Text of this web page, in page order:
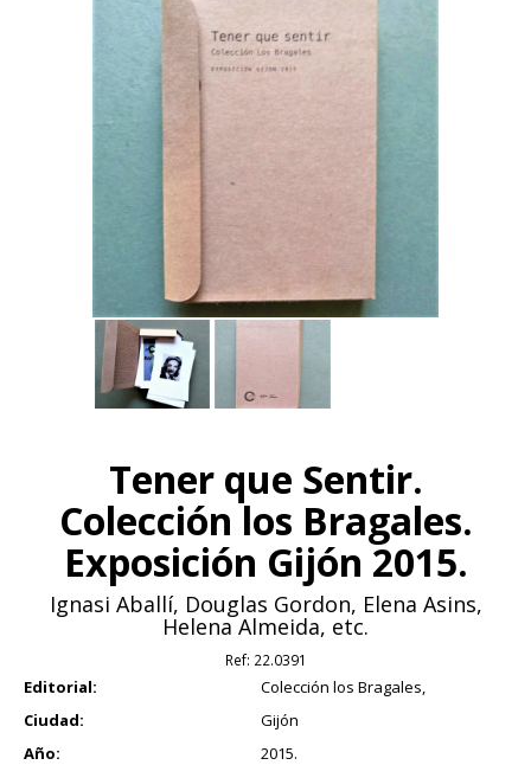
Tener que Sentir.
Colección los Bragales.
Exposición Gijón 2015.
Ignasi Aballí, Douglas Gordon, Elena Asins,
Helena Almeida, etc.
Ref: 22.0391
Editorial:
Colección los Bragales,
Ciudad:
Gijón
Año:
2015.